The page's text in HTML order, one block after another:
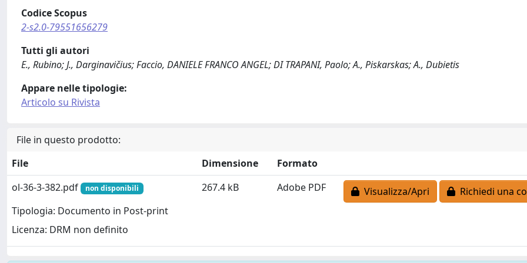
Codice Scopus
2-s2.0-79551656279
Tutti gli autori
E., Rubino; J., Darginavičius; Faccio, DANIELE FRANCO ANGEL; DI TRAPANI, Paolo; A., Piskarskas; A., Dubietis
Appare nelle tipologie:
Articolo su Rivista
File in questo prodotto:
File
Dimensione
Formato
ol-36-3-382.pdf
non disponibili
Tipologia: Documento in Post-print
Licenza: DRM non definito
267.4 kB Adobe PDF Visualizza/Apri Richiedi una